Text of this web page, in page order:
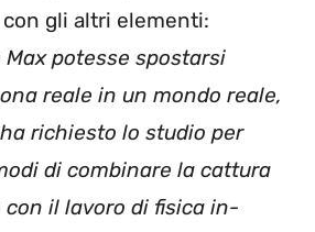
gli altri elementi:
Max potesse spostarsi
reale in un mondo reale,
richiesto lo studio per
di combinare la cattura
il lavoro di fisica in-